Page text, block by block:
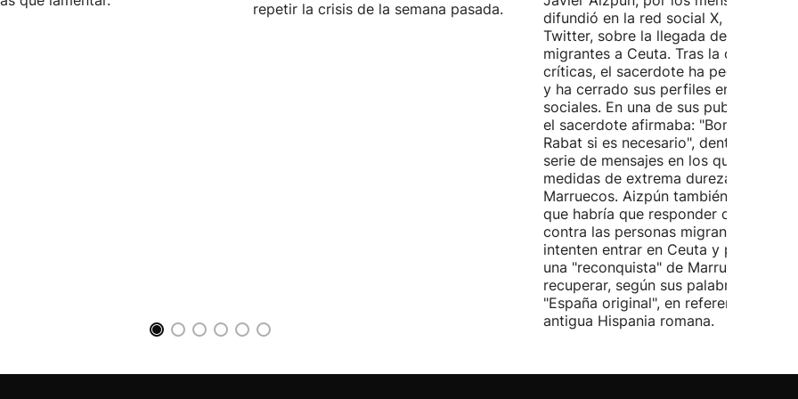
repetir la crisis de la semana pasada.
difundió en la red social X, antiguo
Twitter, sobre la llegada de personas
migrantes a Ceuta. Tras la oleada de
críticas, el sacerdote ha pedido
y ha cerrado sus perfiles en redes
sociales. En una de sus
el sacerdote afirmaba: "Bombardear
Rabat si es necesario", dentro de una
serie de mensajes en los que
medidas de extrema dureza contra
Marruecos. Aizpún también sostenía
que habría que responder con fuego
contra las personas migrantes que
intenten entrar en Ceuta y planteaba
una "reconquista" de Marruecos para
recuperar, según sus palabras, la
"España original", en referencia a la
antigua Hispania romana.